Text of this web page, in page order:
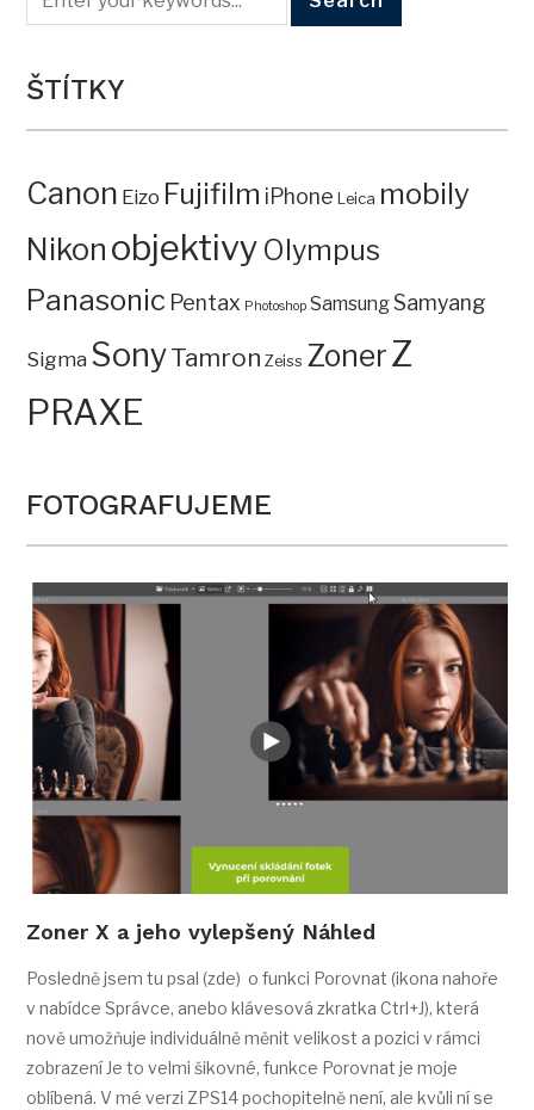
ŠTÍTKY
Canon Eizo Fujifilm iPhone Leica mobily
Nikon objektivy Olympus
Panasonic Pentax Photoshop SamsungSamyang
Sigma SonyTamron Zeiss ZonerZ
PRAXE
FOTOGRAFUJEME
Zoner X a jeho vylepšený Náhled
Posledně jsem tu psal (zde) o funkci Porovnat (ikona nahoře
v nabídce Správce, anebo klávesová zkratka Ctrl+J), která
nově umožňuje individuálně měnit velikost a pozici v rámci
zobrazení Je to velmi šikovné, funkce Porovnat je moje
oblíbená. V mé verzi ZPS14 pochopitelně není, ale kvůli ní se